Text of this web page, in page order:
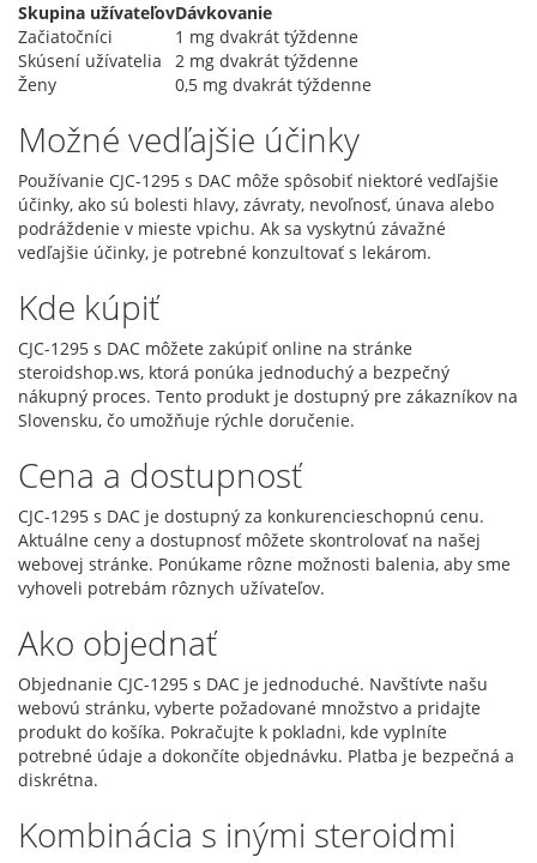
Skupina užívateľovDávkovanie
Začiatočníci
1 mg dvakrát týždenne
Skúsení užívatelia
2 mg dvakrát týždenne
Ženy
0,5 mg dvakrát týždenne
Možné vedľajšie účinky
Používanie CJC-1295 s DAC môže spôsobiť niektoré vedľajšie
účinky, ako sú bolesti hlavy, závraty, nevoľnosť, únava alebo
podráždenie v mieste vpichu. Ak sa vyskytnú závažné
vedľajšie účinky, je potrebné konzultovať s lekárom.
Kde kúpiť
CJC-1295 s DAC môžete zakúpiť online na stránke
steroidshop.ws, ktorá ponúka jednoduchý a bezpečný
nákupný proces. Tento produkt je dostupný pre zákazníkov na
Slovensku, čo umožňuje rýchle doručenie.
Cena a dostupnosť
CJC-1295 s DAC je dostupný za konkurencieschopnú cenu.
Aktuálne ceny a dostupnosť môžete skontrolovať na našej
webovej stránke. Ponúkame rôzne možnosti balenia, aby sme
vyhoveli potrebám rôznych užívateľov.
Ako objednať
Objednanie CJC-1295 s DAC je jednoduché. Navštívte našu
webovú stránku, vyberte požadované množstvo a pridajte
produkt do košíka. Pokračujte k pokladni, kde vyplníte
potrebné údaje a dokončíte objednávku. Platba je bezpečná a
diskrétna.
Kombinácia s inými steroidmi